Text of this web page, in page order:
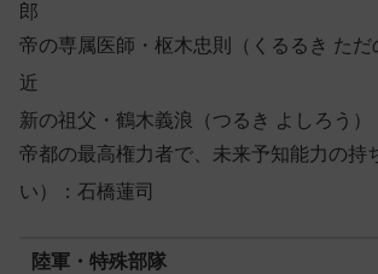
郎
帝の専属医師・枢木忠則（くるるき ただ
近
新の祖父・鶴木義浪（つるき よしろう）
帝都の最高権力者で、未来予知能力の持
い）：石橋蓮司
陸軍・特殊部隊